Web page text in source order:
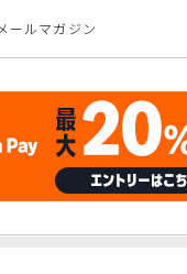
メールマガジン